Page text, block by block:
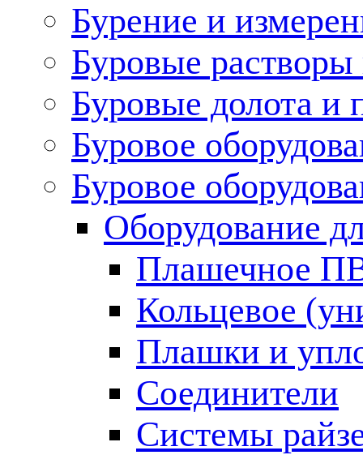
Бурение и
Буровые
Буровые долота и
Буровое
Буровое
Оборудование
Плашечное
Кольцевое
Плашки и
Соединители
Системы